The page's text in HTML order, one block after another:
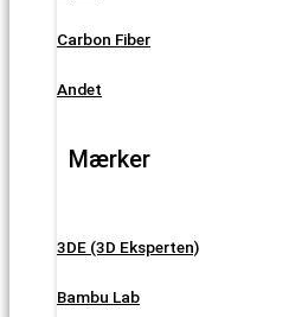
Carbon Fiber
Andet
Mærker
3DE (3D Eksperten)
Bambu Lab